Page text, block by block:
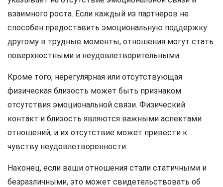
взаимного роста. Если каждый из партнеров не
способен предоставить эмоциональную поддержку
другому в трудные моменты, отношения могут стать
поверхностными и неудовлетворительными.
Кроме того, нерегулярная или отсутствующая
физическая близость может быть признаком
отсутствия эмоциональной связи. Физический
контакт и близость являются важными аспектами
отношений, и их отсутствие может привести к
чувству неудовлетворенности.
Наконец, если ваши отношения стали статичными и
безразличными, это может свидетельствовать об